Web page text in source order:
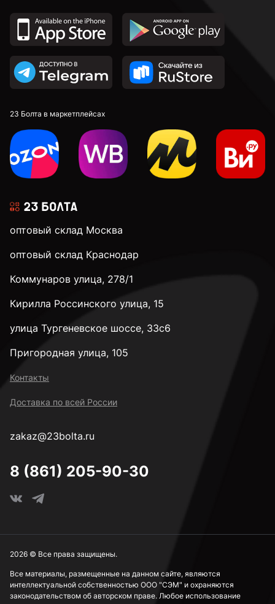
М8
23 Болта в маркетплейсах
оптовый склад Москва
оптовый склад Краснодар
Коммунаров улица, 278/1
Кирилла Россинского улица, 15
улица Тургеневское шоссе, 33с6
Пригородная улица, 105
Контакты
Доставка по всей России
zakaz@23bolta.ru
8 (861) 205-90-30
Все материалы, размещенные на данном сайте, являются
интеллектуальной собственностью ООО "СЭМ" и охраняются
законодательством об авторском праве. Любое использование
2026 © Все права защищены.